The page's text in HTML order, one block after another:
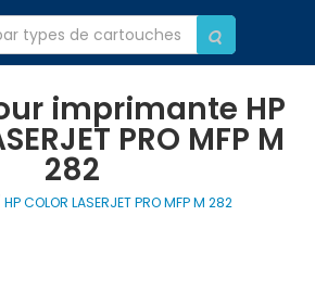
imprimante HP
PRO MFP M
282
HP COLOR LASERJET PRO MFP M 282